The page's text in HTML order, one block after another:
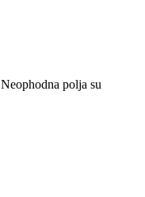
Neophodna polja su